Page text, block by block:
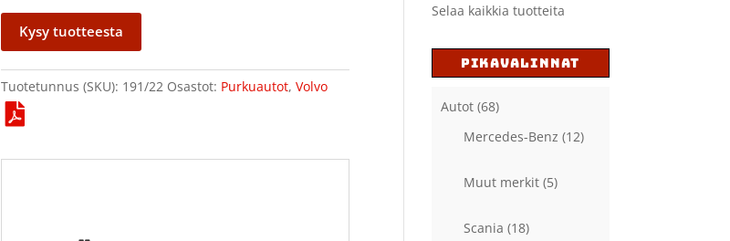
Kysy tuotteesta
Tuotetunnus (SKU): 191/22 Osastot: Purkuautot,Volvo
Selaa kaikkia tuotteita
PIKAVALINNAT
Autot (68)
Mercedes-Benz (12)
Muut merkit (5)
Scania (18)